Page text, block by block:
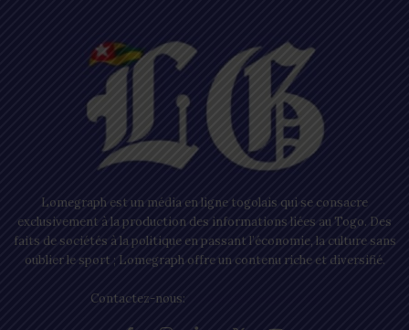
Lomegraph est un média en ligne togolais qui se consacre
exclusivement à la production des informations liées au Togo. Des
faits de sociétés à la politique en passant l’économie, la culture sans
oublier le sport ; Lomegraph offre un contenu riche et diversifié.
Contactez-nous: